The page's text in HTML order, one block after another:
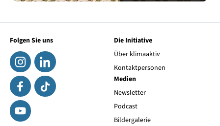
Folgen Sie uns
Die Initiative
Über klimaaktiv
Kontaktpersonen
Medien
Newsletter
Podcast
Bildergalerie